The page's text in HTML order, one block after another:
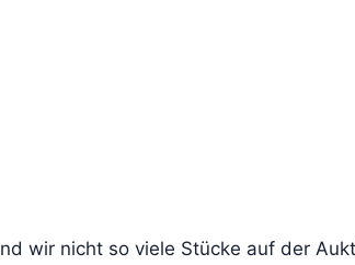
wir nicht so viele Stücke auf der